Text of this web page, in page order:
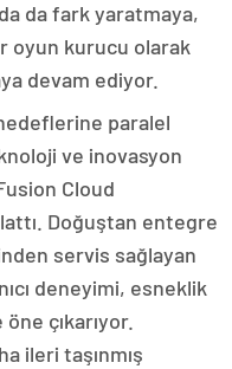
da fark yaratmaya,
oyun kurucu olarak
devam ediyor.
paralel
ve inovasyon
Cloud
Doğuştan entegre
servis sağlayan
deneyimi, esneklik
çıkarıyor.
ileri taşınmış